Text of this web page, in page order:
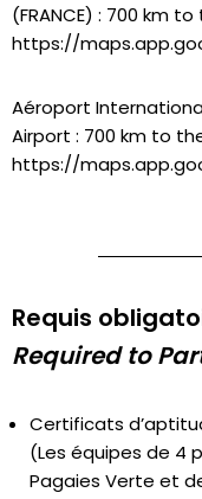
(FRANCE) : 700 km to
https://
Aéroport
Airport : 700 km to
https://
Requis
Required to
Certificats
(Les équipes de 4
Pagaies Verte et